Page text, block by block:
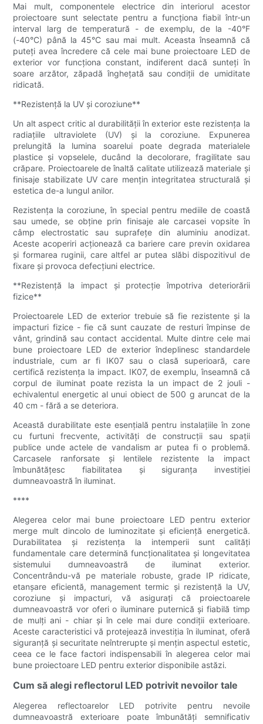
Mai mult, componentele electrice din interiorul acestor
proiectoare sunt selectate pentru a funcționa fiabil într-un
interval larg de temperatură - de exemplu, de la -40°F
(-40°C) până la 45°C sau mai mult. Aceasta înseamnă că
puteți avea încredere că cele mai bune proiectoare LED de
exterior vor funcționa constant, indiferent dacă sunteți în
soare arzător, zăpadă înghețată sau condiții de umiditate
ridicată.
**Rezistență la UV și coroziune**
Un alt aspect critic al durabilității în exterior este rezistența la
radiațiile ultraviolete (UV) și la coroziune. Expunerea
prelungită la lumina soarelui poate degrada materialele
plastice și vopselele, ducând la decolorare, fragilitate sau
crăpare. Proiectoarele de înaltă calitate utilizează materiale și
finisaje stabilizate UV care mențin integritatea structurală și
estetica de-a lungul anilor.
Rezistența la coroziune, în special pentru mediile de coastă
sau umede, se obține prin finisaje ale carcasei vopsite în
câmp electrostatic sau suprafețe din aluminiu anodizat.
Aceste acoperiri acționează ca bariere care previn oxidarea
și formarea ruginii, care altfel ar putea slăbi dispozitivul de
fixare și provoca defecțiuni electrice.
**Rezistență la impact și protecție împotriva deteriorării
fizice**
Proiectoarele LED de exterior trebuie să fie rezistente și la
impacturi fizice - fie că sunt cauzate de resturi împinse de
vânt, grindină sau contact accidental. Multe dintre cele mai
bune proiectoare LED de exterior îndeplinesc standardele
industriale, cum ar fi IK07 sau o clasă superioară, care
certifică rezistența la impact. IK07, de exemplu, înseamnă că
corpul de iluminat poate rezista la un impact de 2 jouli -
echivalentul energetic al unui obiect de 500 g aruncat de la
40 cm - fără a se deteriora.
Această durabilitate este esențială pentru instalațiile în zone
cu furtuni frecvente, activități de construcții sau spații
publice unde actele de vandalism ar putea fi o problemă.
Carcasele ranforsate și lentilele rezistente la impact
îmbunătățesc fiabilitatea și siguranța investiției
dumneavoastră în iluminat.
****
Alegerea celor mai bune proiectoare LED pentru exterior
merge mult dincolo de luminozitate și eficiență energetică.
Durabilitatea și rezistența la intemperii sunt calități
fundamentale care determină funcționalitatea și longevitatea
sistemului dumneavoastră de iluminat exterior.
Concentrându-vă pe materiale robuste, grade IP ridicate,
etanșare eficientă, management termic și rezistență la UV,
coroziune și impacturi, vă asigurați că proiectoarele
dumneavoastră vor oferi o iluminare puternică și fiabilă timp
de mulți ani - chiar și în cele mai dure condiții exterioare.
Aceste caracteristici vă protejează investiția în iluminat, oferă
siguranță și securitate neîntrerupte și mențin aspectul estetic,
ceea ce le face factori indispensabili în alegerea celor mai
bune proiectoare LED pentru exterior disponibile astăzi.
Cum să alegi reflectorul LED potrivit nevoilor tale
Alegerea reflectoarelor LED potrivite pentru nevoile
dumneavoastră exterioare poate îmbunătăți semnificativ